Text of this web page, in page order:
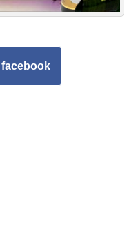
te
facebook